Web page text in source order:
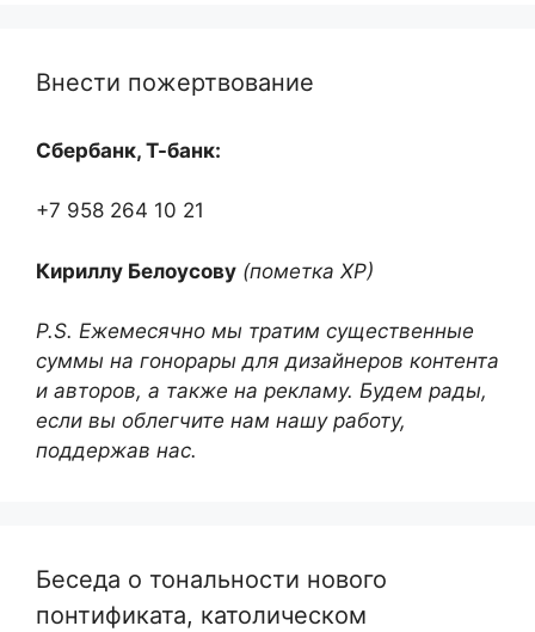
Внести пожертвование
Сбербанк, Т-банк:
+7 958 264 10 21
Кириллу Белоусову (пометка ХР)
P.S. Ежемесячно мы тратим существенные
суммы на гонорары для дизайнеров контента
и авторов, а также на рекламу. Будем рады,
если вы облегчите нам нашу работу,
поддержав нас.
Беседа о тональности нового
понтификата, католическом